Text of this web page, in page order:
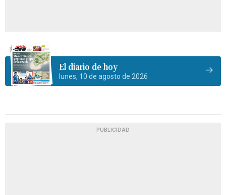
El diario de hoy
lunes, 10 de agosto de 2026
PUBLICIDAD